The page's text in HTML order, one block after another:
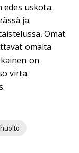
uskota.
ja
Omat
omalta
on
virta.